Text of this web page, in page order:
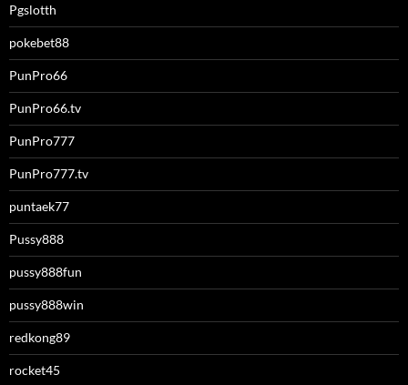
Pgslotth
pokebet88
PunPro66
PunPro66.tv
PunPro777
PunPro777.tv
puntaek77
Pussy888
pussy888fun
pussy888win
redkong89
rocket45